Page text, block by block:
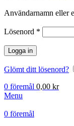
Användarnamn eller
Lösenord *
Logga in
Glömt ditt lösenord?
0 föremål 0,00 kr
Menu
0 föremål